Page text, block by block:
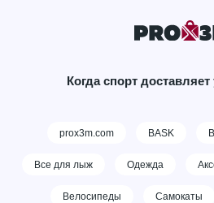
Когда спорт
prox3m.com BASK
Все для лыж Одежда
Велосипеды Самокаты